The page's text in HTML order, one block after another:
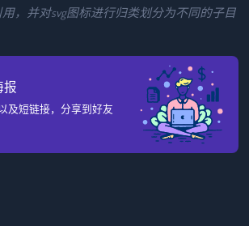
用，并对svg图标进行归类划分为不同的子目
报
及短链接，分享到好友